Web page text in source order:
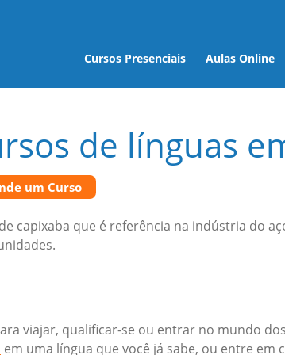
Cursos Presenciais Aulas Online
de línguas
um Curso
capixaba que é referência na indústria do
viajar, qualificar-se ou entrar no mundo
em uma língua que você já sabe, ou entre